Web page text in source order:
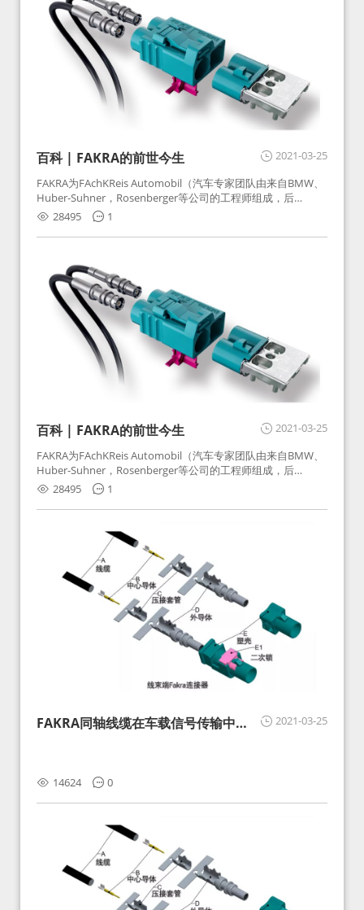
2021-03-25
百科 | FAKRA的前世今生
FAKRA为FAchKReis Automobil（汽车专家团队由来自BMW、
Huber-Suhner，Rosenberger等公司的工程师组成，后
Huber-Suhner相关连接器业务及技术在2010年并入
Rosenberger）缩写。起初为BMW需求用于车载收音机天线连
接，如今FAKRA已成为汽车行业通用标准的射频连接器，被业
28495 1
2021-03-25
百科 | FAKRA的前世今生
FAKRA为FAchKReis Automobil（汽车专家团队由来自BMW、
Huber-Suhner，Rosenberger等公司的工程师组成，后
Huber-Suhner相关连接器业务及技术在2010年并入
Rosenberger）缩写。起初为BMW需求用于车载收音机天线连
接，如今FAKRA已成为汽车行业通用标准的射频连接器，被业
28495 1
2021-03-25
FAKRA同轴线缆在车载信号传输中的
14624 0